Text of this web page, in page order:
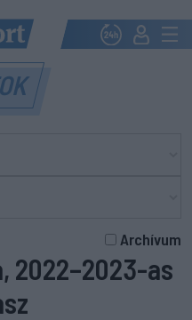
Archívum
2022–2023-as